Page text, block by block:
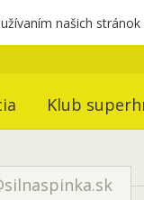
našich
Klub